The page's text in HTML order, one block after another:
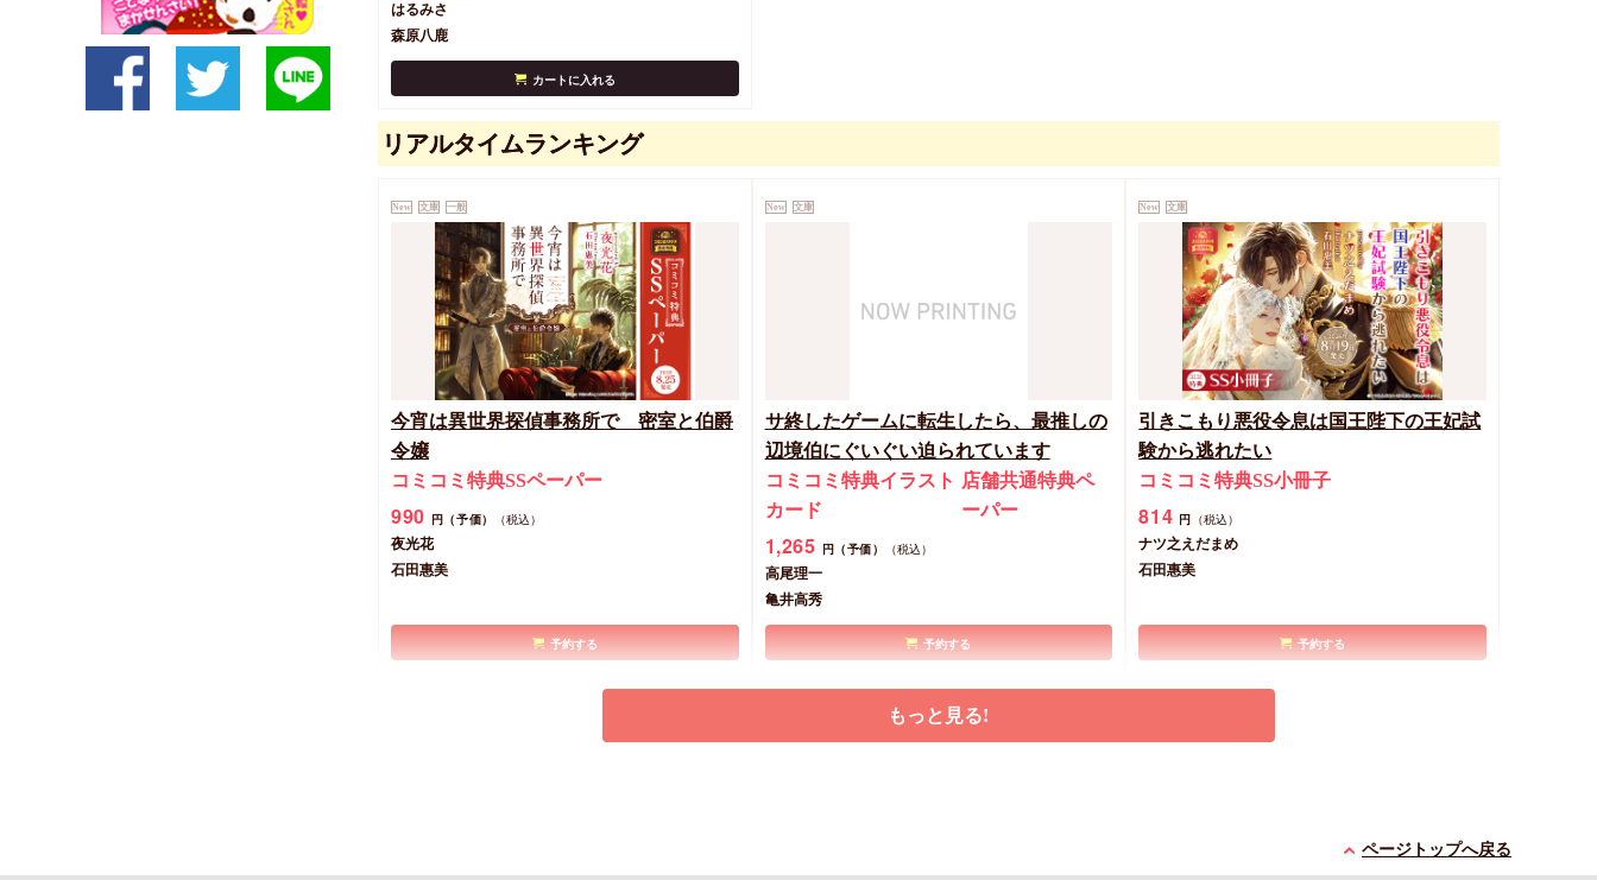
はるみさ
森原八鹿
カートに入れる
リアルタイムランキング
New 文庫 一般
今宵は異世界探偵事務所で 密室と伯爵
令嬢
コミコミ特典SSペーパー
990 円（予価） （税込）
夜光花
石田惠美
予約する
New 文庫
サ終したゲームに転生したら、最推しの
辺境伯にぐいぐい迫られています
コミコミ特典イラスト
カード
店舗共通特典ペ
ーパー
1,265 円（予価） （税込）
高尾理一
亀井高秀
予約する
New 文庫
引きこもり悪役令息は国王陛下の王妃試
験から逃れたい
コミコミ特典SS小冊子
814 円 （税込）
ナツ之えだまめ
石田惠美
予約する
もっと見る!
ページトップへ戻る